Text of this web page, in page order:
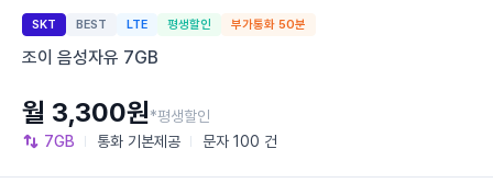
SKT BEST LTE 평생할인 부가통화 50분
조이 음성자유 7GB
7GB 통화 기본제공 문자 100 건
월 3,300원*평생할인